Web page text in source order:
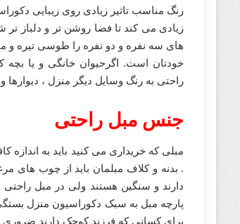
رنگ مناسب تاثیر زیادی روی زیبایی
زیادی می کند تا فضا روشن تر و دلباز تر
های سه نفره و دو نفره را طوسی تیره و
خودتان است. اگرحیوان خانگی و یا
راحتی به رنگ وسایل دیگر منزل ، دیوارها
جنس مبل راحتی
مبلی که خریداری می کنید باید به
. بدنه و کلاف مبلمان باید از چوب های
دارند و سنگین هستند ولی در مبل
پارچه مبل به سبک دکوراسیون منزل
برای کسانی که فرزند کوچک دارند